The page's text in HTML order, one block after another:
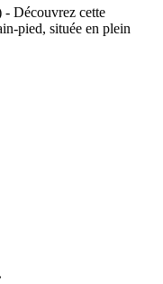
- Découvrez cette
pied, située en plein